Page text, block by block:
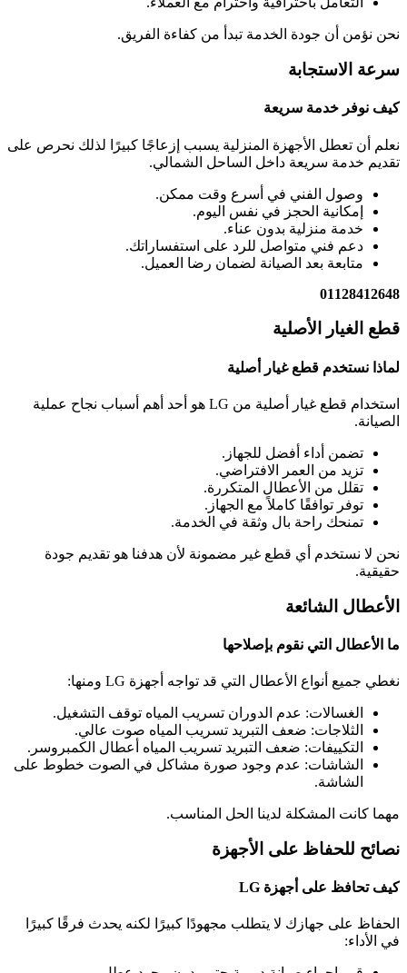
نحن نؤمن أن جودة الخدمة تبدأ من كفاءة الفريق.
سرعة الاستجابة
كيف نوفر خدمة سريعة
نعلم أن تعطل الأجهزة المنزلية يسبب إزعاجًا كبيرًا لذلك نحرص على
تقديم خدمة سريعة داخل الساحل الشمالي.
وصول الفني في أسرع وقت ممكن.
إمكانية الحجز في نفس اليوم.
خدمة منزلية بدون عناء.
دعم فني متواصل للرد على استفساراتك.
متابعة بعد الصيانة لضمان رضا العميل.
01128412648
قطع الغيار الأصلية
لماذا نستخدم قطع غيار أصلية
استخدام قطع غيار أصلية من LG هو أحد أهم أسباب نجاح عملية
الصيانة.
تضمن أداء أفضل للجهاز.
تزيد من العمر الافتراضي.
تقلل من الأعطال المتكررة.
توفر توافقًا كاملاً مع الجهاز.
تمنحك راحة بال وثقة في الخدمة.
نحن لا نستخدم أي قطع غير مضمونة لأن هدفنا هو تقديم جودة
حقيقية.
الأعطال الشائعة
ما الأعطال التي نقوم بإصلاحها
نغطي جميع أنواع الأعطال التي قد تواجه أجهزة LG ومنها:
الغسالات: عدم الدوران تسريب المياه توقف التشغيل.
الثلاجات: ضعف التبريد تسريب المياه صوت عالي.
التكييفات: ضعف التبريد تسريب المياه أعطال الكمبروسر.
الشاشات: عدم وجود صورة مشاكل في الصوت خطوط على
الشاشة.
مهما كانت المشكلة لدينا الحل المناسب.
نصائح للحفاظ على الأجهزة
كيف تحافظ على أجهزة LG
الحفاظ على جهازك لا يتطلب مجهودًا كبيرًا لكنه يحدث فرقًا كبيرًا
في الأداء: